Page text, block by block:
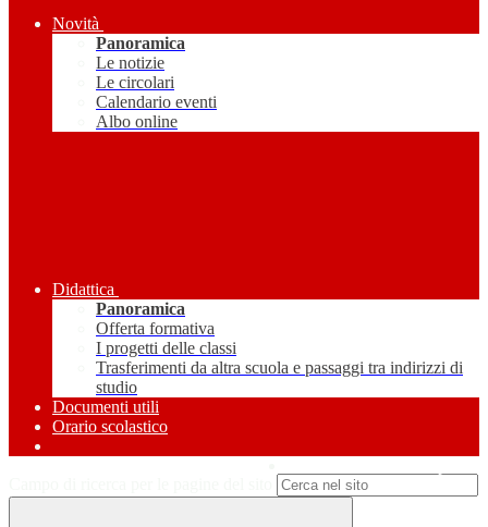
Novità
Panoramica
Le notizie
Le circolari
Calendario eventi
Albo online
Didattica
Panoramica
Offerta formativa
I progetti delle classi
Trasferimenti da altra scuola e passaggi tra indirizzi di
studio
Documenti utili
Orario scolastico